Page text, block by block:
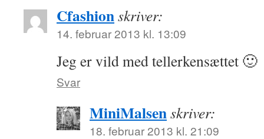
Cfashionskriver:
14. februar 2013 kl. 13:09
Jeg er vild med tellerkensættet 🙂
Svar
MiniMalsenskriver:
18. februar 2013 kl. 21:09